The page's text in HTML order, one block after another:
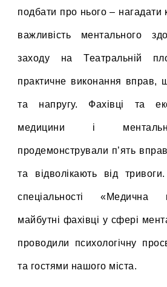
подбати про нього –
важливість ментального
заходу на Театральній
практичне виконання вправ,
та напругу. Фахівці та
медицини і
продемонстрували п’ять
та відволікають від
спеціальності «Медична
майбутні фахівці у сфері
проводили психологічну
та гостями нашого міста.